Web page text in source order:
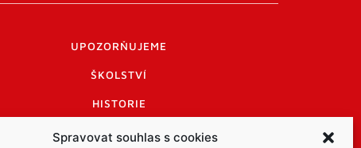
Spravovat souhlas s cookies
UPOZORŇUJEME
ŠKOLSTVÍ
HISTORIE
PRAKTICKÉ INFORMACE